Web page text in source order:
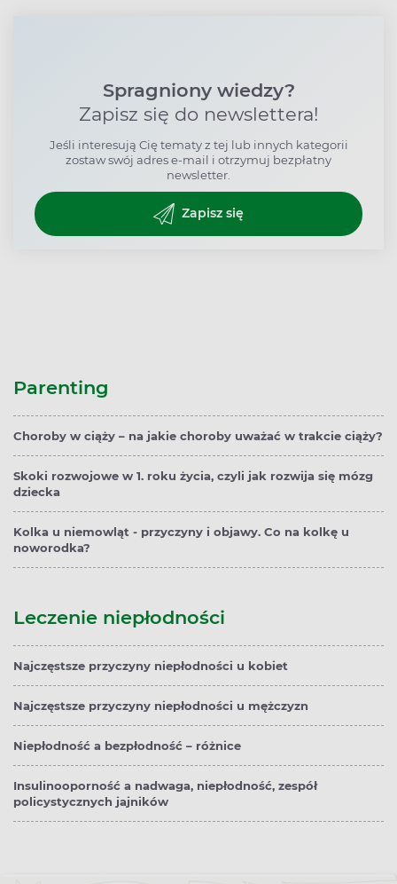
Spragniony wiedzy?
Zapisz się do newslettera!
Jeśli interesują Cię tematy z tej lub innych kategorii
zostaw swój adres e-mail i otrzymuj bezpłatny
newsletter.
Zapisz się
Parenting
Choroby w ciąży – na jakie choroby uważać w trakcie ciąży?
Skoki rozwojowe w 1. roku życia, czyli jak rozwija się mózg
dziecka
Kolka u niemowląt - przyczyny i objawy. Co na kolkę u
noworodka?
Leczenie niepłodności
Najczęstsze przyczyny niepłodności u kobiet
Najczęstsze przyczyny niepłodności u mężczyzn
Niepłodność a bezpłodność – różnice
Insulinooporność a nadwaga, niepłodność, zespół
policystycznych jajników